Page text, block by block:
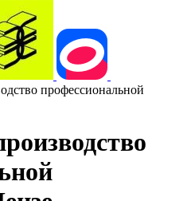
профессиональной